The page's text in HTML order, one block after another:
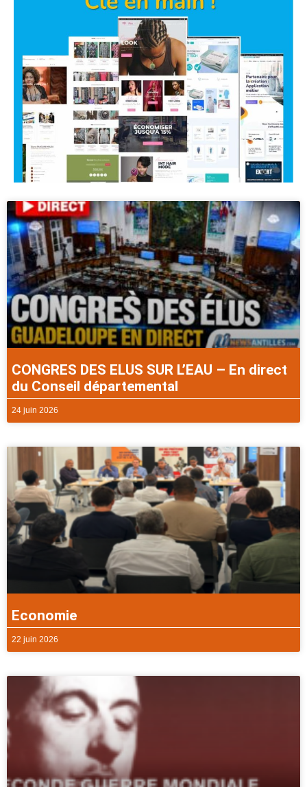
CONGRES DES ELUS SUR L’EAU – En direct
du Conseil départemental
24 juin 2026
Economie
22 juin 2026